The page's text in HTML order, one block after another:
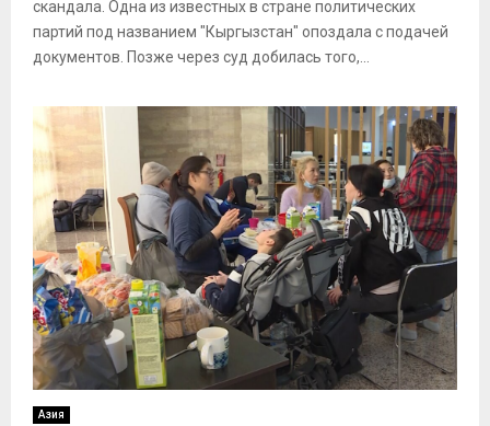
скандала. Одна из известных в стране политических
партий под названием "Кыргызстан" опоздала с подачей
документов. Позже через суд добилась того,...
Азия